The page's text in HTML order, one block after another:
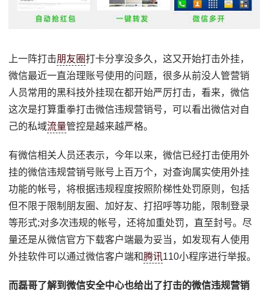
上一阵打击朋友圈打卡分享没多久，这又开始打击外挂，
微信最近一直治理账号使用的问题，很多从前没人管营销
人员常用的黑科技外挂现在都开始严厉打击，看来，微信
这次是打算重拳打击微信违规营销号，可以看出微信对自
己的私域流量管控是越来越严格。
有微信相关人员还表示，今年以来，微信已经打击使用外
挂的微信违规营销号账号上百万个，对查询属实使用外挂
功能的帐号，将根据违规程度按照阶梯性处罚原则，包括
但不限于限制朋友圈、加好友、打招呼等功能，限制登录
等形式;对多次违规的帐号，还将加重处罚，直至封号。尽
量还是从微信官方下载客户端最为妥当，如发现有人使用
外挂软件可以通过微信客户端和腾讯110小程序进行举报。
而磊哥了解到微信安全中心也给出了打击的微信违规营销